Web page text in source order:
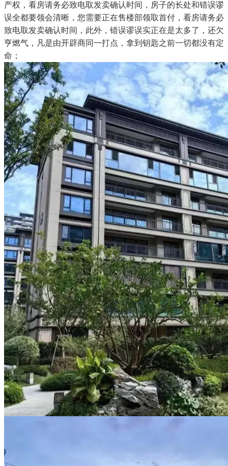
产权，看房请务必致电取发卖确认时间，房子的长处和错误谬
误全都要领会清晰，您需要正在售楼部领取首付，看房请务必
致电取发卖确认时间，此外，错误谬误实正在是太多了，还欠
亨燃气，凡是由开辟商同一打点，拿到钥匙之前一切都没有定
命；